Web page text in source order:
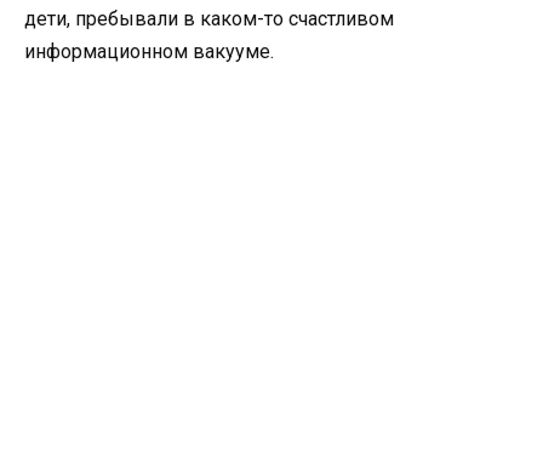
дети, пребывали в каком-то счастливом
информационном вакууме.